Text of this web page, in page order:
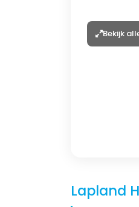
Bekijk
Lapland